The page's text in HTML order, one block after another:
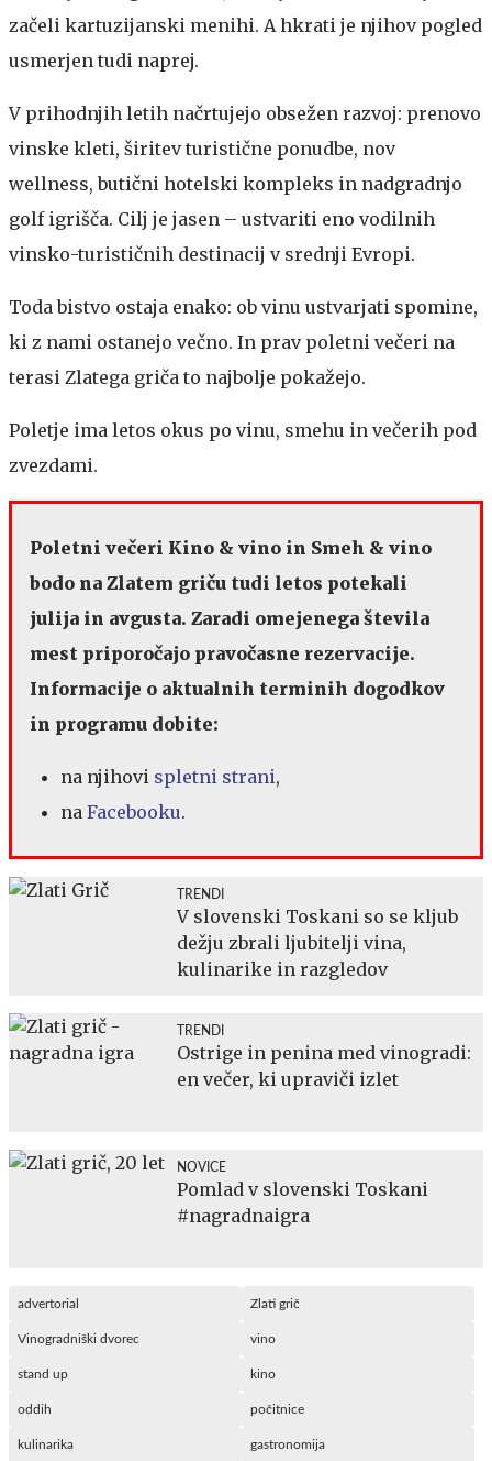
začeli kartuzijanski menihi. A hkrati je njihov pogled
usmerjen tudi naprej.
V prihodnjih letih načrtujejo obsežen razvoj: prenovo
vinske kleti, širitev turistične ponudbe, nov
wellness, butični hotelski kompleks in nadgradnjo
golf igrišča. Cilj je jasen – ustvariti eno vodilnih
vinsko-turističnih destinacij v srednji Evropi.
Toda bistvo ostaja enako: ob vinu ustvarjati spomine,
ki z nami ostanejo večno. In prav poletni večeri na
terasi Zlatega griča to najbolje pokažejo.
Poletje ima letos okus po vinu, smehu in večerih pod
zvezdami.
Poletni večeri Kino & vino in Smeh & vino
bodo na Zlatem griču tudi letos potekali
julija in avgusta. Zaradi omejenega števila
mest priporočajo pravočasne rezervacije.
Informacije o aktualnih terminih dogodkov
in programu dobite:
na njihovi spletni strani,
na Facebooku.
TRENDI
V slovenski Toskani so se kljub
dežju zbrali ljubitelji vina,
kulinarike in razgledov
TRENDI
Ostrige in penina med vinogradi:
en večer, ki upraviči izlet
NOVICE
Pomlad v slovenski Toskani
#nagradnaigra
advertorial Zlati grič
Vinogradniški dvorec vino
stand up kino
oddih počitnice
kulinarika gastronomija